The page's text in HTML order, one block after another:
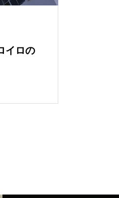
イロの